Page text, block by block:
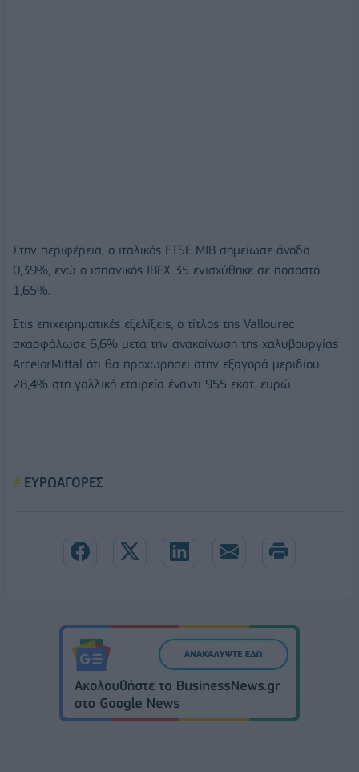
Στην περιφέρεια, ο ιταλικός FTSE MIB σημείωσε άνοδο
0,39%, ενώ ο ισπανικός IBEX 35 ενισχύθηκε σε ποσοστό
1,65%.
Στις επιχειρηματικές εξελίξεις, ο τίτλος της Vallourec
σκαρφάλωσε 6,6% μετά την ανακοίνωση της χαλυβουργίας
ArcelorMittal ότι θα προχωρήσει στην εξαγορά μεριδίου
28,4% στη γαλλική εταιρεία έναντι 955 εκατ. ευρώ.
ΕΥΡΩΑΓΟΡΕΣ